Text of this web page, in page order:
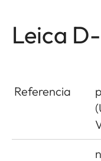
Leica
Referencia